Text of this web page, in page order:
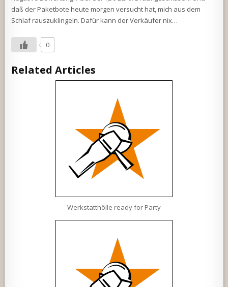
daß der Paketbote heute morgen versucht hat, mich aus dem
Schlaf rauszuklingeln. Dafür kann der Verkäufer nix…
0
Related Articles
Werkstatthölle ready for Party